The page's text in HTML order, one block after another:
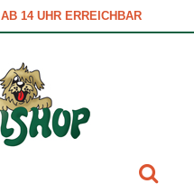
AB 14 UHR ERREICHBAR